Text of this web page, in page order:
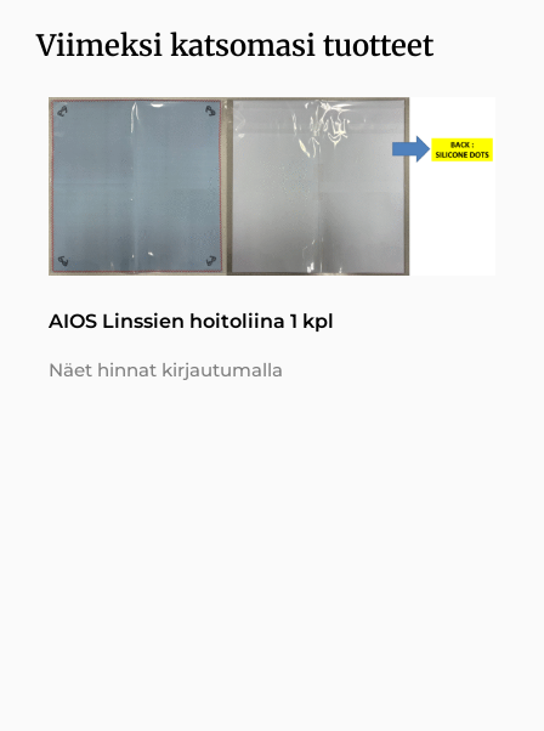
Viimeksi katsomasi tuotteet
AIOS Linssien hoitoliina 1 kpl
Näet hinnat kirjautumalla